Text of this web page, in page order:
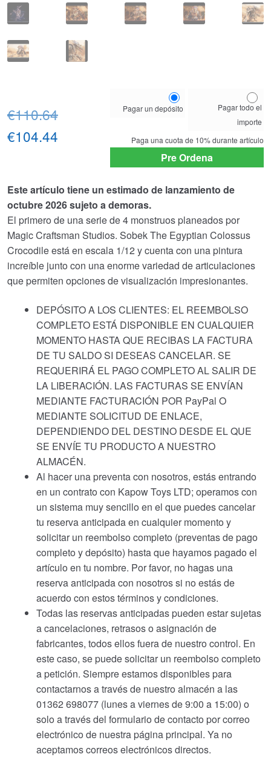
your
option
Pagar un depósito
Pagar todo el
importe
Paga una cuota de 10%durante artículo
Pre Ordena
€110.64El
€110.64.
€104.44
es:
€104.44.
Este artículo tiene un estimado de lanzamiento de
octubre 2026 sujeto a demoras.
El primero de una serie de 4 monstruos planeados por
Magic Craftsman Studios. Sobek The Egyptian Colossus
Crocodile está en escala 1/12 y cuenta con una pintura
increíble junto con una enorme variedad de articulaciones
que permiten opciones de visualización impresionantes.
DEPÓSITO A LOS CLIENTES: EL REEMBOLSO
COMPLETO ESTÁ DISPONIBLE EN CUALQUIER
MOMENTO HASTA QUE RECIBAS LA FACTURA
DE TU SALDO SI DESEAS CANCELAR. SE
REQUERIRÁ EL PAGO COMPLETO AL SALIR DE
LA LIBERACIÓN. LAS FACTURAS SE ENVÍAN
MEDIANTE FACTURACIÓN POR PayPal O
MEDIANTE SOLICITUD DE ENLACE,
DEPENDIENDO DEL DESTINO DESDE EL QUE
SE ENVÍE TU PRODUCTO A NUESTRO
ALMACÉN.
Al hacer una preventa con nosotros, estás entrando
en un contrato con Kapow Toys LTD; operamos con
un sistema muy sencillo en el que puedes cancelar
tu reserva anticipada en cualquier momento y
solicitar un reembolso completo (preventas de pago
completo y depósito) hasta que hayamos pagado el
artículo en tu nombre. Por favor, no hagas una
reserva anticipada con nosotros si no estás de
acuerdo con estos términos y condiciones.
Todas las reservas anticipadas pueden estar sujetas
a cancelaciones, retrasos o asignación de
fabricantes, todos ellos fuera de nuestro control. En
este caso, se puede solicitar un reembolso completo
a petición. Siempre estamos disponibles para
contactarnos a través de nuestro almacén a las
01362 698077 (lunes a viernes de 9:00 a 15:00) o
solo a través del formulario de contacto por correo
electrónico de nuestra página principal. Ya no
aceptamos correos electrónicos directos.